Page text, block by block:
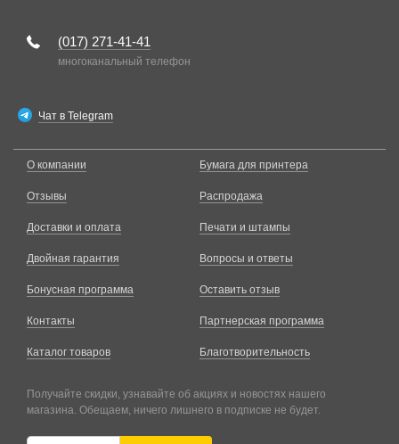
(017) 271-41-41
многоканальный телефон
Чат в Telegram
О компании
Отзывы
Доставки и оплата
Двойная гарантия
Бонусная программа
Контакты
Каталог товаров
Бумага для принтера
Распродажа
Печати и штампы
Вопросы и ответы
Оставить отзыв
Партнерская программа
Благотворительность
Получайте скидки, узнавайте об акциях и новостях нашего
магазина. Обещаем, ничего лишнего в подписке не будет.